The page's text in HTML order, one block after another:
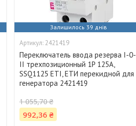
Залишилось 39 днів
2421419
Переключатель ввода резерва I-0-
II трехпозиционный 1P 125А,
SSQ1125 ETI, ЕТИ перекидной для
генератора 2421419
1 055,70 ₴
992,36 ₴